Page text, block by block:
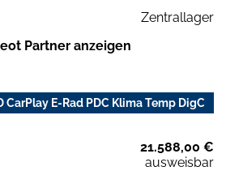
Zentrallager
Partner anzeigen
CarPlay E-Rad PDC Klima Temp DigC
21.588,00 €
ausweisbar